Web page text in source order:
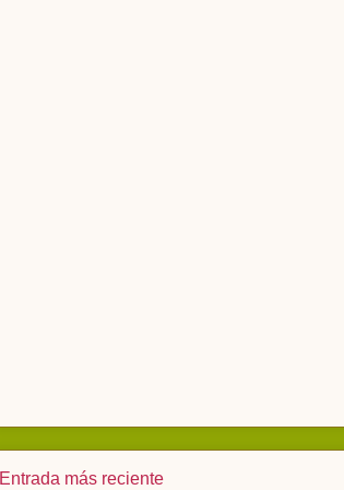
Entrada más reciente